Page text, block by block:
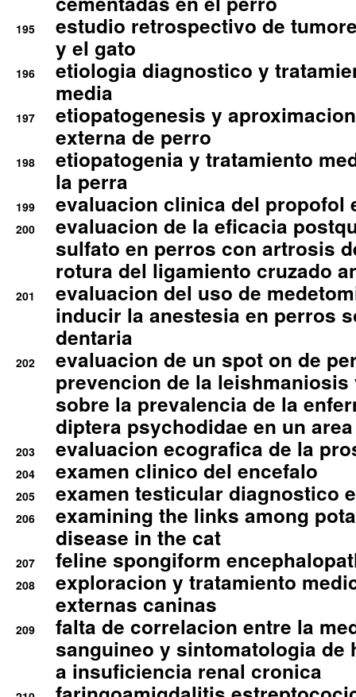
195
estudio retrospectivo de
y el gato
196
etiologia diagnostico y
media
197
etiopatogenesis y
externa de perro
198
etiopatogenia y tratamiento
la perra
199 evaluacion clinica del propofol
200
evaluacion de la eficacia
sulfato en perros con artrosis
rotura del ligamiento cruzado
201
evaluacion del uso de
inducir la anestesia en perros
dentaria
202
evaluacion de un spot on de
prevencion de la
sobre la prevalencia de la
diptera psychodidae en un
203 evaluacion ecografica de la
204 examen clinico del encefalo
205 examen testicular diagnostico
206
examining the links among
disease in the cat
207 feline spongiform
208
exploracion y tratamiento
externas caninas
209
falta de correlacion entre la
sanguineo y sintomatologia de
a insuficiencia renal cronica